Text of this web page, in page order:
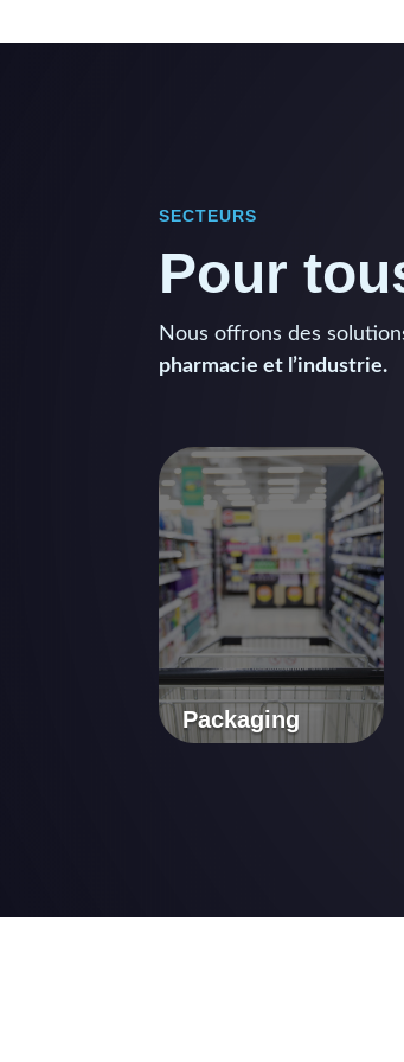
SECTEURS
Pour
Nous offrons des
pharmacie et l’industrie.
Packaging